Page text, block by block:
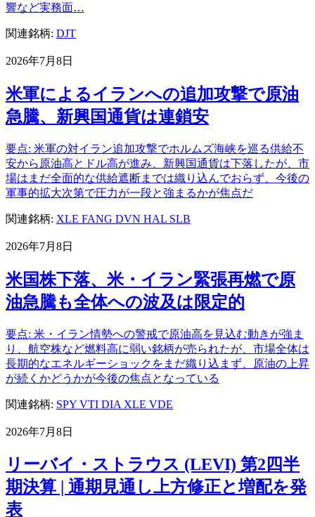
響など実務面…
関連銘柄: DJT
2026年7月8日
米軍によるイランへの追加攻撃で原油
急騰、新興国通貨は連鎖安
要点: 米軍の対イラン追加攻撃でホルムズ海峡を巡る供給不
安から原油高とドル高が進み、新興国通貨は下落したが、市
場はまだ全面的な供給遮断までは織り込んでおらず、今後の
軍事的拡大次第で圧力が一段と強まるかが焦点だ
関連銘柄: XLE FANG DVN HAL SLB
2026年7月8日
米国株下落、米・イラン緊張再燃で原
油急騰も全体への波及は限定的
要点: 米・イラン情勢への警戒で原油高を見込む動きが強ま
り、航空株など燃料高に弱い銘柄が売られたが、市場全体は
長期的なエネルギーショックをまだ織り込まず、原油の上昇
が続くかどうかが今後の焦点となっている
関連銘柄: SPY VTI DIA XLE VDE
2026年7月8日
リーバイ・ストラウス (LEVI) 第2四半
期決算 | 通期見通し上方修正と増配を発
表